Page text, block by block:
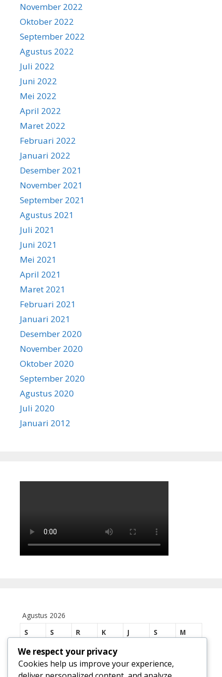
November 2022
Oktober 2022
September 2022
Agustus 2022
Juli 2022
Juni 2022
Mei 2022
April 2022
Maret 2022
Februari 2022
Januari 2022
Desember 2021
November 2021
September 2021
Agustus 2021
Juli 2021
Juni 2021
Mei 2021
April 2021
Maret 2021
Februari 2021
Januari 2021
Desember 2020
November 2020
Oktober 2020
September 2020
Agustus 2020
Juli 2020
Januari 2012
Agustus 2026
S
S R K J S
M
3
4 5 6 8
We respect your privacy
Cookies help us improve your experience,